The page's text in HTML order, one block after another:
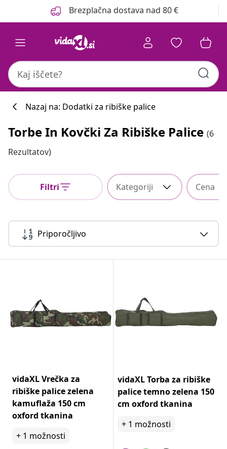
Brezplačna dostava nad 80 €
Nazaj na: Dodatki za ribiške palice
Torbe In Kovčki Za Ribiške Palice (6
Rezultatov)
Filtri Kategoriji Cena
Priporočljivo
vidaXL Vrečka za
ribiške palice zelena
kamuflaža 150 cm
oxford tkanina
+ 1 možnosti
vidaXL Torba za ribiške
palice temno zelena 150
cm oxford tkanina
+ 1 možnosti